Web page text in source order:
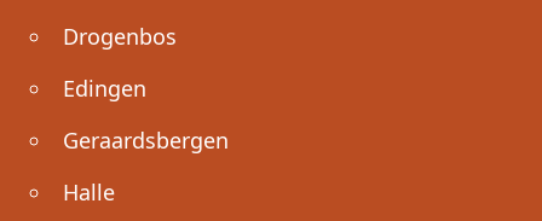
Drogenbos
Edingen
Geraardsbergen
Halle